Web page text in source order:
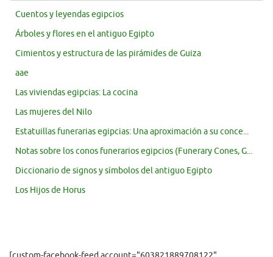
Cuentos y leyendas egipcios
Árboles y flores en el antiguo Egipto
Cimientos y estructura de las pirámides de Guiza
aae
Las viviendas egipcias: La cocina
Las mujeres del Nilo
Estatuillas funerarias egipcias: Una aproximación a su conce...
Notas sobre los conos funerarios egipcios (Funerary Cones, G...
Diccionario de signos y símbolos del antiguo Egipto
Los Hijos de Horus